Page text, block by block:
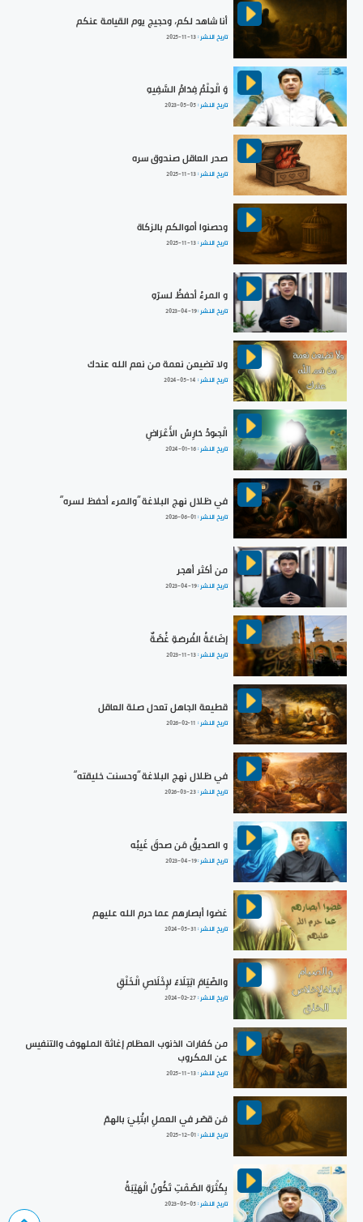
أنا شاهد لكم، وحجيج يوم القيامة عنكم
تاريخ النشر :2025-11-13
وَ الْحِلْمُ فِدَامُ السَّفِيهِ
تاريخ النشر :2023-05-05
صدر العاقل صندوق سره
تاريخ النشر :2025-11-13
وحصنوا أموالكم بالزكاة
تاريخ النشر :2025-11-13
و المرءُ أحفظُ لسرّهِ
تاريخ النشر :2023-04-19
ولا تضيعن نعمة من نعم الله عندك
تاريخ النشر : 2024-05-14
الْجـُودُ حَارِسُ الأَعْرَاضِ
تاريخ النشر :2024-01-16
في ظلال نهج البلاغة ”والمرء أحفظ لسره“
تاريخ النشر :2026-06-01
من أكثر أهجر
تاريخ النشر :2023-04-19
إضَاعَةُ الفُرصَةِ غُصَّةٌ
تاريخ النشر :2023-11-13
قطيعة الجاهل تعدل صلة العاقل
تاريخ النشر : 2026-02-11
في ظلال نهج البلاغة ”وحسنت خليقته“
تاريخ النشر :2026-03-23
و الصديقُ مَن صدقَ غَيبُه
تاريخ النشر :2023-04-19
غضوا أبصارهم عما حرم الله عليهم
تاريخ النشر :2024-05-31
والصِّيَامَ ابْتِلَاءً لإِخْلَاصِ الْخَلْقِ
تاريخ النشر :2024-02-27
من كفارات الذنوب العظام إغاثة الملهوف والتنفيس
عن المكروب
تاريخ النشر :2025-11-13
مَن قصّر في العملِ ابتُلِيَ بالهمّ
تاريخ النشر :2025-12-01
بِكَثْرَةِ الصَّمْتِ تَكُونُ الْهَيْبَةُ
تاريخ النشر :2023-05-05